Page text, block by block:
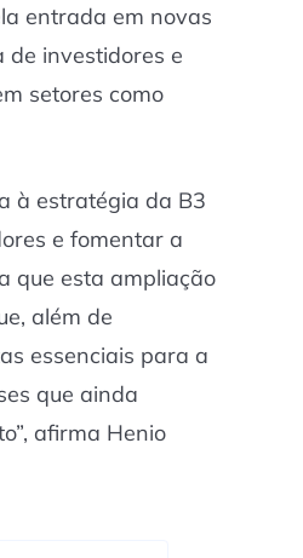
entrada em novas
de investidores e
setores como
à estratégia da B3
e fomentar a
que esta ampliação
além de
essenciais para a
que ainda
afirma Henio